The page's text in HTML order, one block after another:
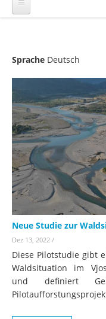
Sprache Deutsch
Neue Studie zur
Dez 13, 2022 /
Diese Pilotstudie gibt
Waldsituation im
und definiert